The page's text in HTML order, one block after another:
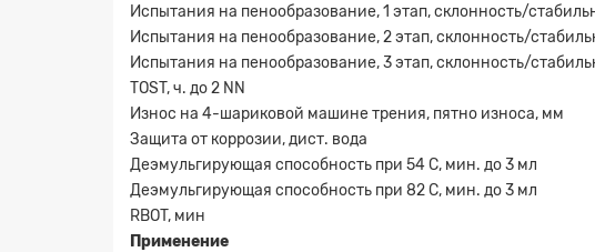
Испытания на пенообразование, 1 этап, склонность/
Испытания на пенообразование, 2 этап, склонность/
Испытания на пенообразование, 3 этап, склонность/
TOST, ч. до 2 NN
Износ на 4-шариковой машине трения, пятно износа, мм
Защита от коррозии, дист. вода
Деэмульгирующая способность при 54 С, мин. до 3 мл
Деэмульгирующая способность при 82 С, мин. до 3 мл
RBOT, мин
Применение